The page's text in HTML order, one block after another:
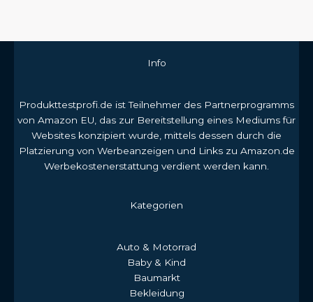
Info
Produkttestprofi.de ist Teilnehmer des Partnerprogramms
von Amazon EU, das zur Bereitstellung eines Mediums für
Websites konzipiert wurde, mittels dessen durch die
Platzierung von Werbeanzeigen und Links zu Amazon.de
Werbekostenerstattung verdient werden kann.
Kategorien
Auto & Motorrad
Baby & Kind
Baumarkt
Bekleidung